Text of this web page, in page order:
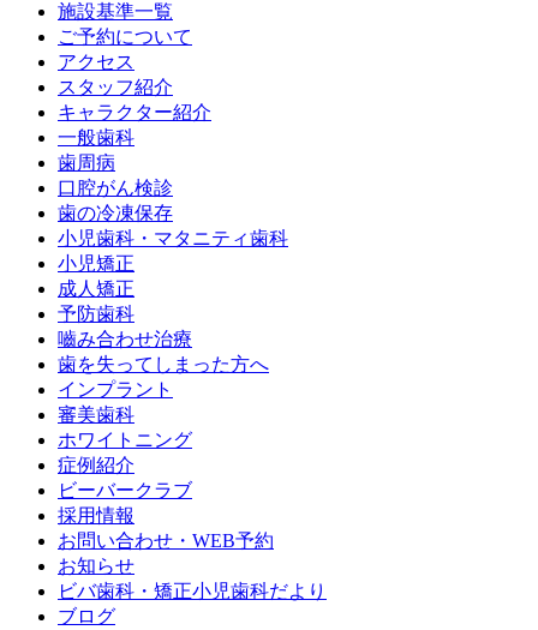
施設基準一覧
ご予約について
アクセス
スタッフ紹介
キャラクター紹介
一般歯科
歯周病
口腔がん検診
歯の冷凍保存
小児歯科・マタニティ歯科
小児矯正
成人矯正
予防歯科
嚙み合わせ治療
歯を失ってしまった方へ
インプラント
審美歯科
ホワイトニング
症例紹介
ビーバークラブ
採用情報
お問い合わせ・WEB予約
お知らせ
ビバ歯科・矯正小児歯科だより
ブログ